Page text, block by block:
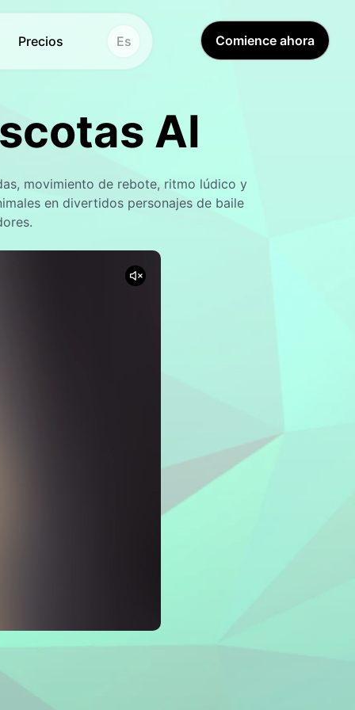
Precios Es
Hot
antecedentes
fotos
Hot
Al
de acción
Comience ahora
AI
movimiento de rebote, ritmo lúdico y
en divertidos personajes de baile